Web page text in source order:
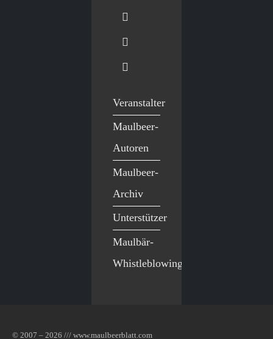
Veranstalter
Maulbeer-
Autoren
Maulbeer-
Archiv
Unterstützer
Maulbär-
Whistleblowing
© 2007 – 2026 /// www.maulbeerblatt.com